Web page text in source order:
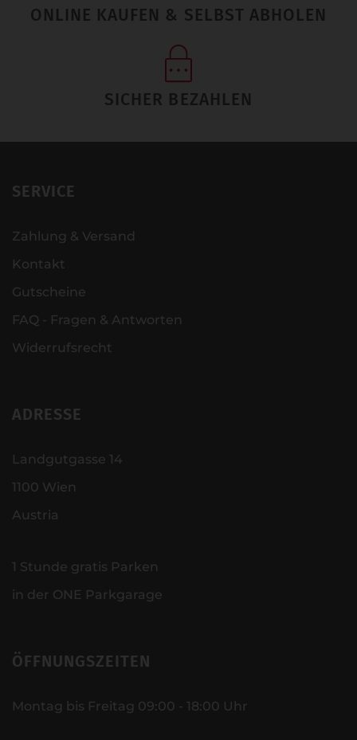
ONLINE KAUFEN & SELBST ABHOLEN
SICHER BEZAHLEN
SERVICE
Zahlung & Versand
Kontakt
Gutscheine
FAQ - Fragen & Antworten
Widerrufsrecht
ADRESSE
Landgutgasse 14
1100 Wien
Austria
1 Stunde gratis Parken
in der ONE Parkgarage
ÖFFNUNGSZEITEN
Montag bis Freitag 09:00 - 18:00 Uhr